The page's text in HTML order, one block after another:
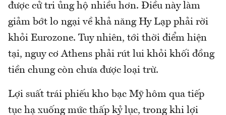
được cử tri ủng hộ nhiều hơn. Điều này làm
giảm bớt lo ngại về khả năng Hy Lạp phải rời
khỏi Eurozone. Tuy nhiên, tới thời điểm hiện
tại, nguy cơ Athens phải rút lui khỏi khối đồng
tiền chung còn chưa được loại trừ.
Lợi suất trái phiếu kho bạc Mỹ hôm qua tiếp
tục hạ xuống mức thấp kỷ lục, trong khi lợi